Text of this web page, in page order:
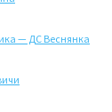
— ДС Веснянка